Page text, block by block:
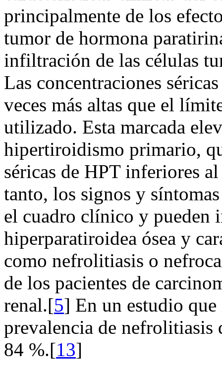
principalmente de los
tumor de hormona
infiltración de las células
Las concentraciones
veces más altas que el
utilizado. Esta marcada
hipertiroidismo primario,
séricas de HPT inferiores
tanto, los signos y
el cuadro clínico y pueden
hiperparatiroidea ósea y
como nefrolitiasis o
de los pacientes de
renal.[5] En un estudio
prevalencia de
84 %.[13]